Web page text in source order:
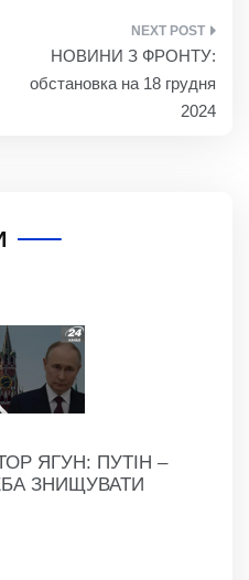
НОВИНИ З ФРОНТУ:
обстановка на 18 грудня
2024
ЯГУН: ПУТІН –
ЗНИЩУВАТИ